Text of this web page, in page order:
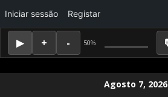
50%
Iniciar sessão Registar
Agosto 7, 2026